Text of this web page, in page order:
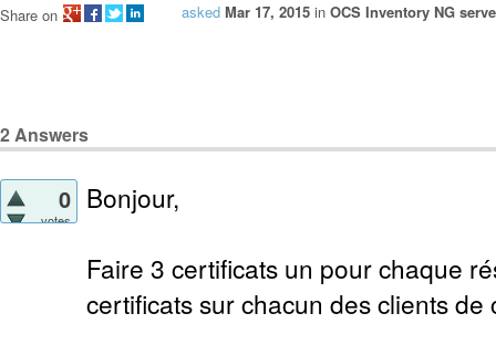
asked Mar 17, 2015 in OCS Inventory NG
Share on
2Answers
0
votes
Bonjour,
Faire 3 certificats un pour chaque
certificats sur chacun des clients de